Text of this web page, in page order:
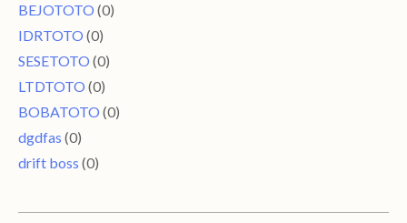
BEJOTOTO (0)
IDRTOTO (0)
SESETOTO (0)
LTDTOTO (0)
BOBATOTO (0)
dgdfas (0)
drift boss (0)